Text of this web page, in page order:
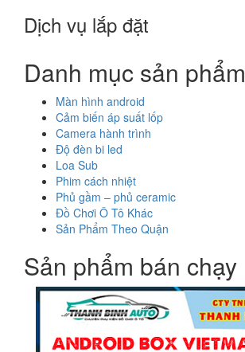
Dịch vụ lắp đặt
Danh mục sản phẩm
Màn hình android
Cảm biến áp suất lốp
Camera hành trình
Độ đèn bi led
Loa Sub
Phim cách nhiệt
Phủ gầm – phủ ceramic
Đồ Chơi Ô Tô Khác
Sản Phẩm Theo Quận
Sản phẩm bán chạy